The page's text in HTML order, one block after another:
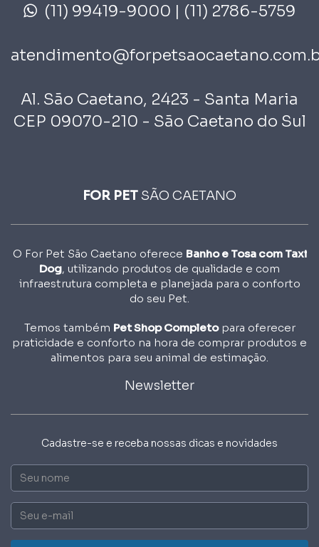
(11) 99419-9000 | (11) 2786-5759
Al. São Caetano, 2423 - Santa Maria
CEP 09070-210 - São Caetano do Sul
FOR PETSÃO CAETANO
O For Pet São Caetano oferece Banho e Tosa com Taxi
Dog, utilizando produtos de qualidade e com
infraestrutura completa e planejada para o conforto
do seu Pet.
Temos também Pet Shop Completopara oferecer
praticidade e conforto na hora de comprar produtos e
alimentos para seu animal de estimação.
Newsletter
Cadastre-se e receba nossas dicas e novidades
Nome
Email